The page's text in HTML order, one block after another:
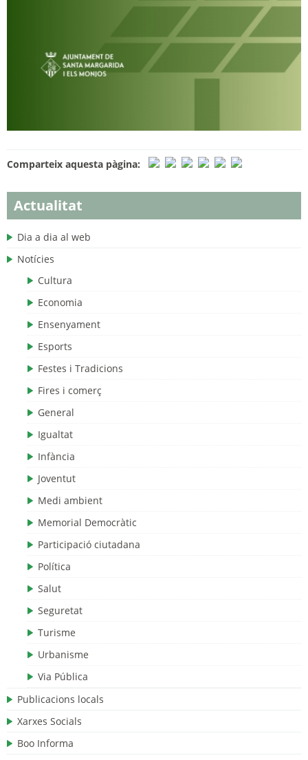
Actualitat
Dia a dia al web
Notícies
Cultura
Economia
Ensenyament
Esports
Festes i Tradicions
Fires i comerç
General
Igualtat
Infància
Joventut
Medi ambient
Memorial Democràtic
Participació ciutadana
Política
Salut
Seguretat
Turisme
Urbanisme
Via Pública
Publicacions locals
Xarxes Socials
Boo Informa
Comparteix aquesta pàgina: